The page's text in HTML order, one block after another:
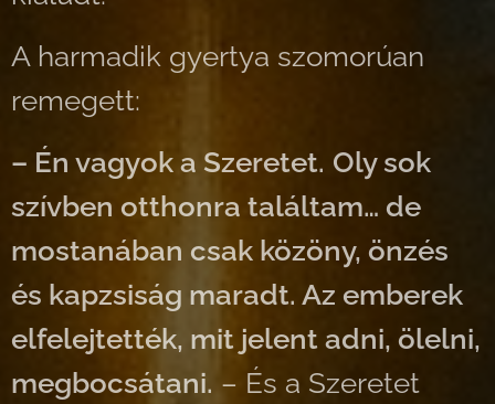
A harmadik gyertya szomorúan
remegett:
– Én vagyok a Szeretet. Oly sok
szívben otthonra találtam… de
mostanában csak közöny, önzés
és kapzsiság maradt. Az emberek
elfelejtették, mit jelent adni, ölelni,
megbocsátani. – És a Szeretet